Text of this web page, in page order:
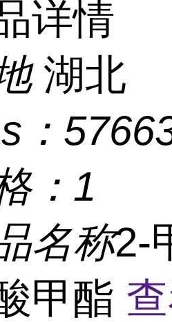
详情
湖北
：
： 1
名称2-
甲酯